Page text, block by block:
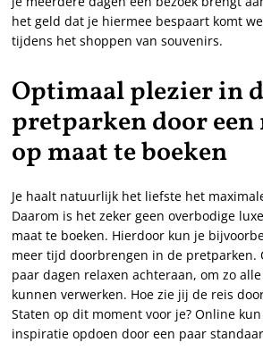
het geld dat je hiermee bespaart komt
tijdens het shoppen van souvenirs.
Optimaal plezier in
pretparken door
op maat te boeken
Je haalt natuurlijk het liefste het
Daarom is het zeker geen overbodige
maat te boeken. Hierdoor kun je
meer tijd doorbrengen in de pretparken.
paar dagen relaxen achteraan, om zo
kunnen verwerken. Hoe zie jij de reis
Staten op dit moment voor je? Online
inspiratie opdoen door een paar